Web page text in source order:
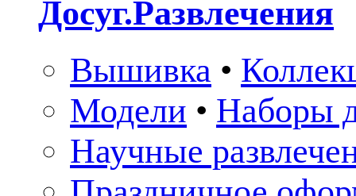
Досуг.Развлечения
Вышивка •
Модели • Наборы
Научные